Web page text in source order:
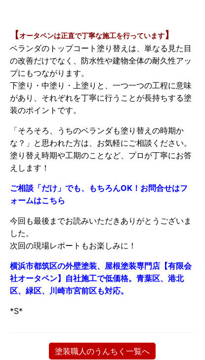
【オータペンは正直で丁寧な施工を行っています】
ベランダのトップコート塗り替えは、単なる見た目
の改善だけでなく、防水性や建物全体の耐久性アッ
プにもつながります。
下塗り・中塗り・上塗りと、一つ一つの工程に意味
があり、それぞれを丁寧に行うことが長持ちする塗
装のポイントです。
「そろそろ、うちのベランダも塗り替えの時期か
な？」と思われた方は、お気軽にご相談ください。
塗り替え時期や工期のことなど、プロが丁寧にお答
えします！
ご相談「だけ」でも、もちろんOK！お問合せはフ
ォームはこちら
今回も最後までお読みいただきありがとうございま
した。
次回の現場レポートもお楽しみに！
横浜市都筑区の外壁塗装、屋根塗装専門店【有限会
社オータペン】自社施工で低価格。青葉区、港北
区、緑区、川崎市宮前区も対応。
*S*
塗装職人のうんちく一覧へ